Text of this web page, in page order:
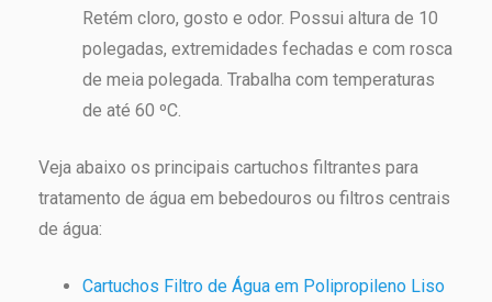
Retém cloro, gosto e odor. Possui altura de 10
polegadas, extremidades fechadas e com rosca
de meia polegada. Trabalha com temperaturas
de até 60 ºC.
Veja abaixo os principais cartuchos filtrantes para
tratamento de água em bebedouros ou filtros centrais
de água:
Cartuchos Filtro de Água em Polipropileno Liso